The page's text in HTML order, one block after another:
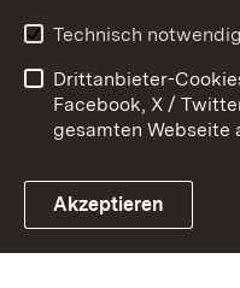
Link zum Landesportal
Barrierefreiheit
Impressum
Technisch
Drittanbieter-
Facebook, X /
gesamten Webseite
Akzeptieren